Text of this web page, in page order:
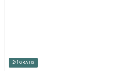
2+1 GRATIS